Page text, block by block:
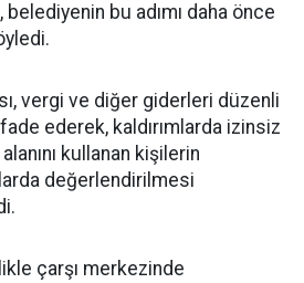
belediyenin bu adımı daha önce
vergi ve diğer giderleri düzenli
ederek, kaldırımlarda izinsiz
kullanan kişilerin
değerlendirilmesi
çarşı merkezinde